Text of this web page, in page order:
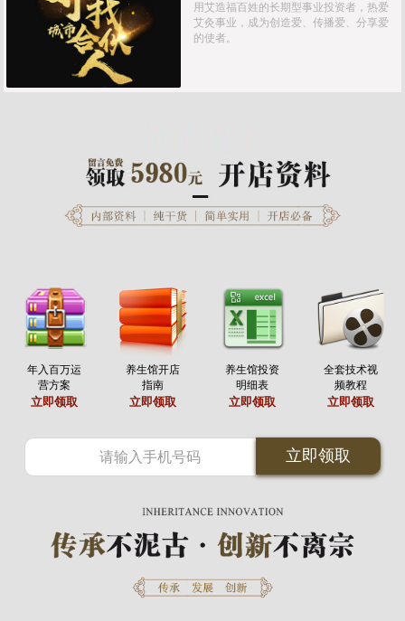
用艾造福百姓的长期型事业投资者，热爱
艾灸事业，成为创造爱、传播爱、分享爱
的使者。
年入百万运
营方案
立即领取
养生馆开店
指南
立即领取
养生馆投资
明细表
立即领取
全套技术视
频教程
立即领取